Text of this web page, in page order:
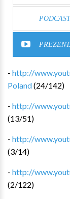
- http://
Poland(24/142)
- http://
(13/51)
- http://
(3/14)
- http://
(2/122)